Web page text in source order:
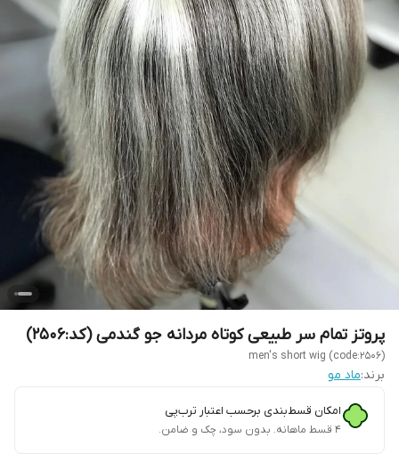
پروتز تمام سر طبیعی کوتاه مردانه جو گندمی (کد:2506)
men's short wig (code:2506)
برند:ماد مو
امکان قسط‌بندی برحسب اعتبار ترب‌پی
۴ قسط ماهانه. بدون سود، چک و ضامن.